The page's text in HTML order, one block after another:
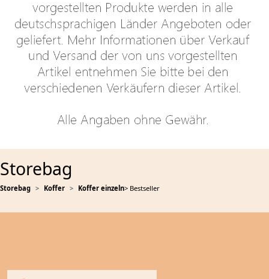
Storebag
Storebag Koffer Koffer einzeln> Bestseller